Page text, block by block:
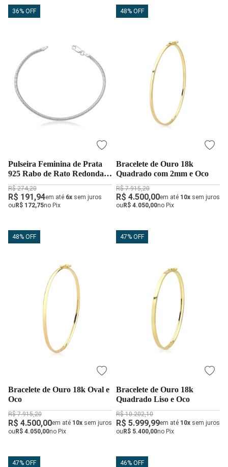
36% OFF
Pulseira Feminina de Prata
925 Rabo de Rato Redonda
com 2,5mm
R$ 274,20
R$ 191,94em até 6x sem juros
ou R$ 172,75no Pix
48% OFF
Bracelete de Ouro 18k
Quadrado com 2mm e Oco
R$ 7.915,20
R$ 4.500,00em até 10x sem juros
ou R$ 4.050,00no Pix
48% OFF
Bracelete de Ouro 18k Oval e
Oco
R$ 7.915,20
R$ 4.500,00em até 10x sem juros
ouR$ 4.050,00no Pix
47% OFF
Bracelete de Ouro 18k
Quadrado Liso e Oco
R$ 10.202,10
R$ 5.999,99em até 10x sem juros
ouR$ 5.400,00no Pix
47% OFF 46% OFF